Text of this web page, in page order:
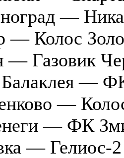
—
— Колос
— Газовик
—
—
— ФК
— Гелиос-2